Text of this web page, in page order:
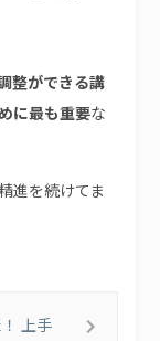
整ができる講
に最も重要な
進を続けてま
上手
keyboard_arrow_right